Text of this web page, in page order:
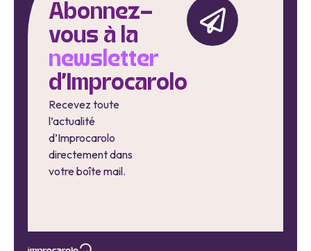
Abonnez-
vous à la
newsletter
d'Improcarolo
Recevez toute
l’actualité
d’Improcarolo
directement dans
votre boîte mail.